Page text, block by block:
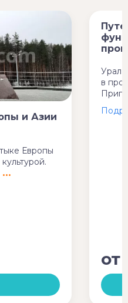
и Азии
Европы
Урал
в
от